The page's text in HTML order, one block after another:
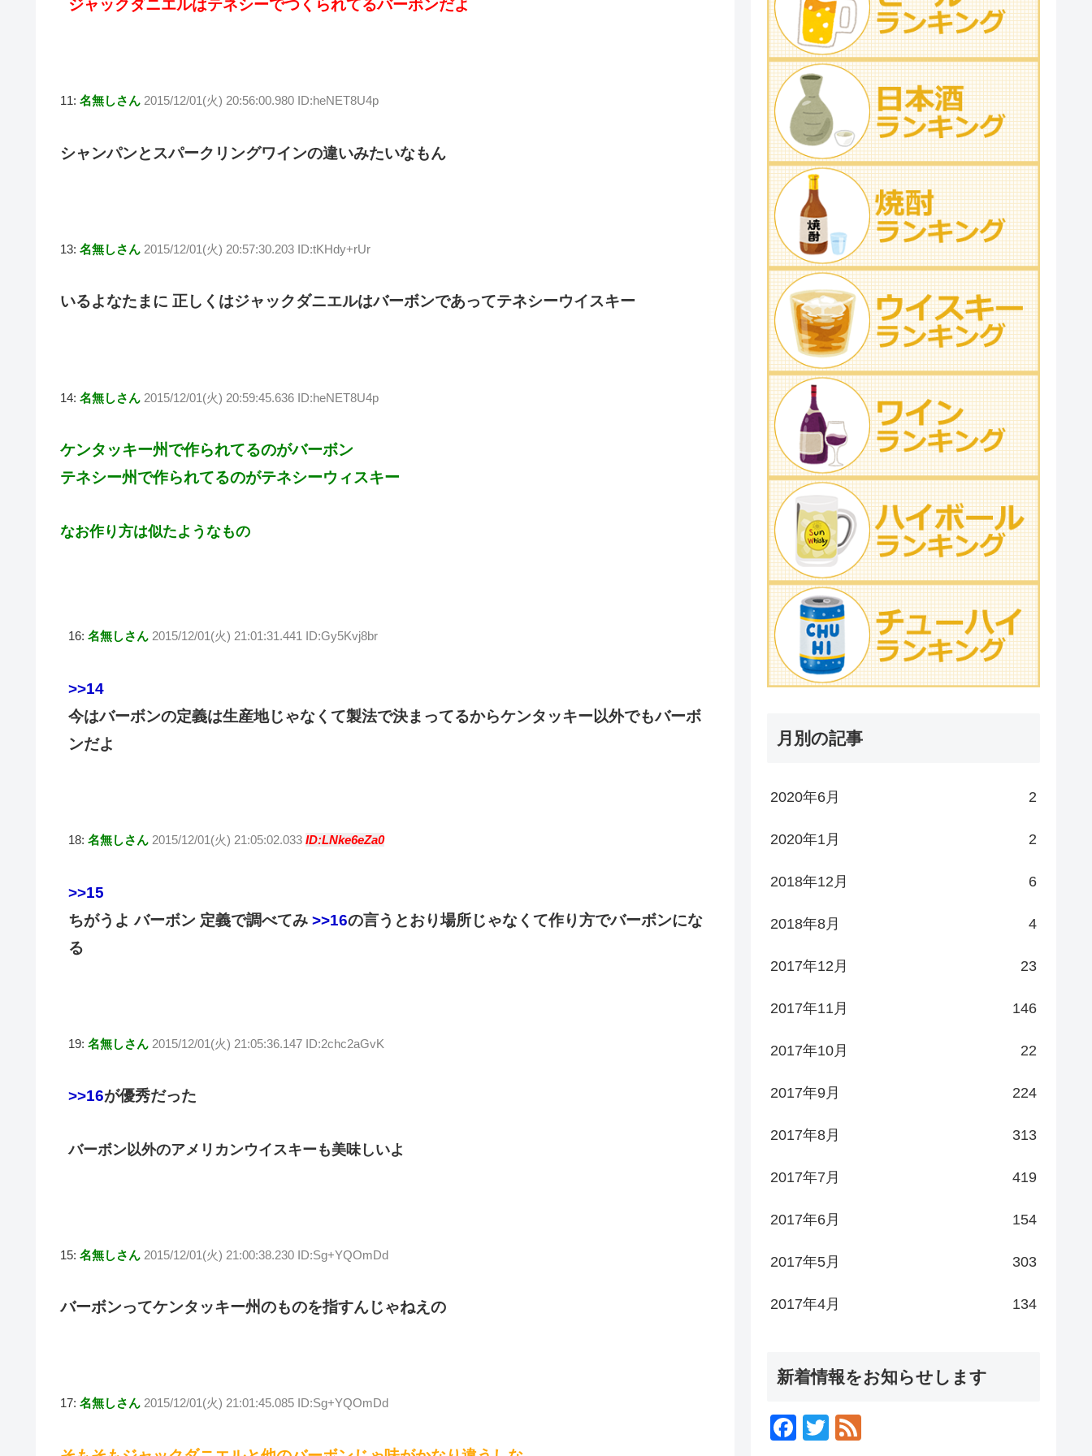
ジャックダニエルはテネシーでつくられてるバーボンだよ
11: 名無しさん 2015/12/01(火) 20:56:00.980 ID:heNET8U4p
シャンパンとスパークリングワインの違いみたいなもん
13: 名無しさん 2015/12/01(火) 20:57:30.203 ID:tKHdy+rUr
いるよなたまに 正しくはジャックダニエルはバーボンであってテネシーウイスキー
14: 名無しさん 2015/12/01(火) 20:59:45.636 ID:heNET8U4p
ケンタッキー州で作られてるのがバーボン
テネシー州で作られてるのがテネシーウィスキー
なお作り方は似たようなもの
16: 名無しさん 2015/12/01(火) 21:01:31.441 ID:Gy5Kvj8br
>>14
今はバーボンの定義は生産地じゃなくて製法で決まってるからケンタッキー以外でもバーボ
ンだよ
18: 名無しさん 2015/12/01(火) 21:05:02.033 ID:LNke6eZa0
>>15
ちがうよ バーボン 定義で調べてみ >>16の言うとおり場所じゃなくて作り方でバーボンにな
る
19: 名無しさん 2015/12/01(火) 21:05:36.147 ID:2chc2aGvK
>>16が優秀だった
バーボン以外のアメリカンウイスキーも美味しいよ
15: 名無しさん 2015/12/01(火) 21:00:38.230 ID:Sg+YQOmDd
バーボンってケンタッキー州のものを指すんじゃねえの
17: 名無しさん 2015/12/01(火) 21:01:45.085 ID:Sg+YQOmDd
月別の記事
2020年6月 2
2020年1月 2
2018年12月 6
2018年8月 4
2017年12月 23
2017年11月 146
2017年10月 22
2017年9月 224
2017年8月 313
2017年7月 419
2017年6月 154
2017年5月 303
2017年4月 134
新着情報をお知らせします
F
T